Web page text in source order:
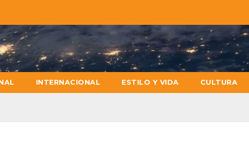
INTERNACIONAL ESTILO Y VIDA CULTURA